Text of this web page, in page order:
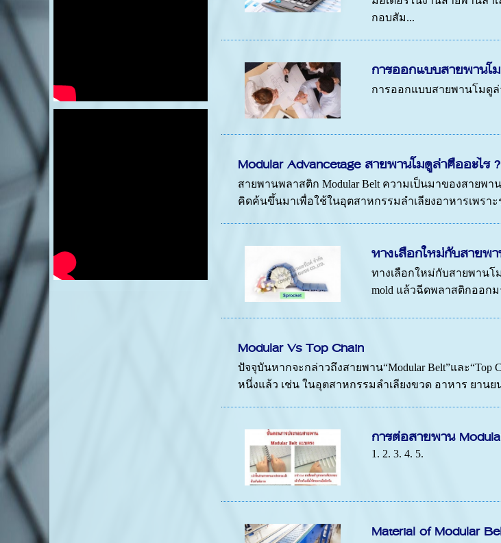
กอบสัม...
การออกแบบสายพานโ
การออกแบบสายพานโมดู
Modular Advancetage สายพานโมดูล่าคืออะไร ?
สายพานพลาสติก Modular Belt ความเป็นมาของสายพา
คิดค้นขึ้นมาเพื่อใช้ในอุตสาหกรรมลำเลียงอาหารเพราะ
ทางเลือกใหม่กับสายพ
ทางเลือกใหม่กับสายพาน
mold แล้วฉีดพลาสติกออก
Modular Vs Top Chain
ปัจจุบันหากจะกล่าวถึงสายพาน“Modular Belt”และ
หนึ่งแล้ว เช่น ในอุตสาหกรรมลำเลียงขวด อาหาร ยานย
การต่อสายพาน
1. 2. 3. 4. 5.
Material of Modular